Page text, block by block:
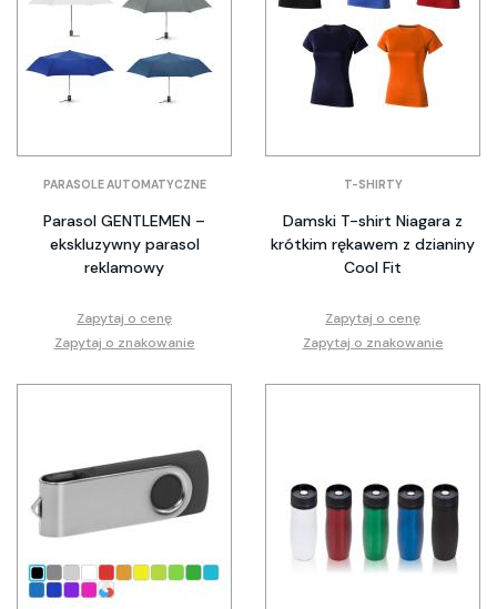
PARASOLE AUTOMATYCZNE
Parasol GENTLEMEN –
ekskluzywny parasol
reklamowy
Zapytaj o cenę
Zapytaj o znakowanie
T-SHIRTY
Damski T-shirt Niagara z
krótkim rękawem z dzianiny
Cool Fit
Zapytaj o cenę
Zapytaj o znakowanie